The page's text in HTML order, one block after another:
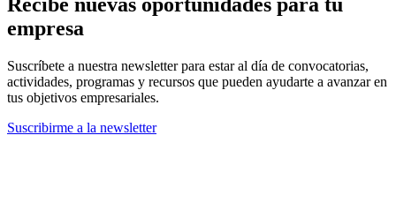
Recibe nuevas oportunidades para tu
empresa
Suscríbete a nuestra newsletter para estar al día de convocatorias,
actividades, programas y recursos que pueden ayudarte a avanzar en
tus objetivos empresariales.
Suscribirme a la newsletter